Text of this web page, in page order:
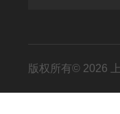
版权所有© 2026